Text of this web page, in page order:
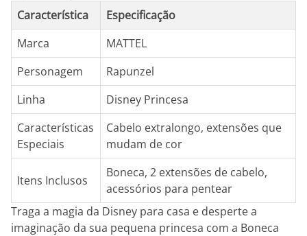
Característica
Especificação
Marca
MATTEL
Personagem
Rapunzel
Linha
Disney Princesa
Características
Especiais
Cabelo extralongo, extensões que
mudam de cor
Itens Inclusos
Boneca, 2 extensões de cabelo,
acessórios para pentear
Traga a magia da Disney para casa e desperte a
imaginação da sua pequena princesa com a Boneca